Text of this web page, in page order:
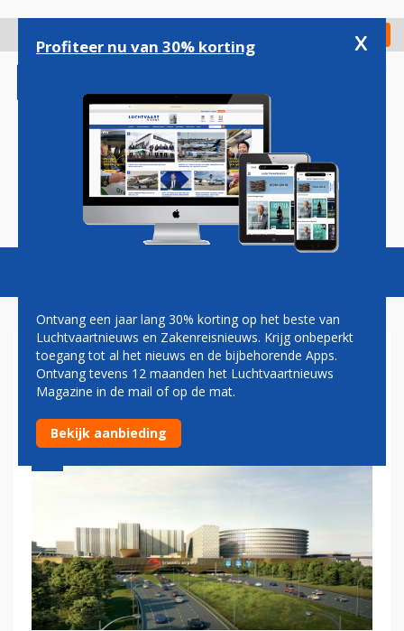
gaan
Check in
Magazine Podcasts Vacatures
MINDER PASSAGIERS
BRUSSEL AIRPORT
Profiteer nu van 30% korting x
Ontvang een jaar lang 30% korting op het beste van
Luchtvaartnieuws en Zakenreisnieuws. Krijg onbeperkt
toegang tot al het nieuws en de bijbehorende Apps.
Ontvang tevens 12 maanden het Luchtvaartnieuws
Magazine in de mail of op de mat.
Bekijk aanbieding